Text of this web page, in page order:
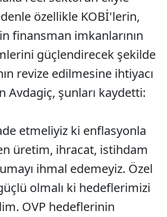
özellikle KOBİ'lerin,
finansman imkanlarının
güçlendirecek şekilde
revize edilmesine ihtiyacı
Avdagiç, şunları kaydetti:
etmeliyiz ki enflasyonla
üretim, ihracat, istihdam
ihmal edemeyiz. Özel
olmalı ki hedeflerimizi
OVP hedeflerinin